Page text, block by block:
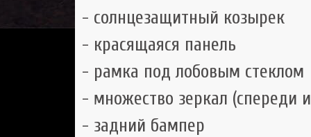
- солнцезащитный козырек
- красящаяся панель
- рамка под лобовым стеклом
- множество зеркал (спереди
- задний бампер